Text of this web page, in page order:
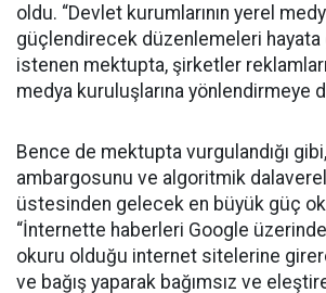
oldu. “Devlet kurumlarının yerel
güçlendirecek düzenlemeleri hayata
istenen mektupta, şirketler
medya kuruluşlarına yönlendirmeye
Bence de mektupta vurgulandığı gibi,
ambargosunu ve algoritmik
üstesinden gelecek en büyük güç
“İnternette haberleri Google
okuru olduğu internet sitelerine
ve bağış yaparak bağımsız ve